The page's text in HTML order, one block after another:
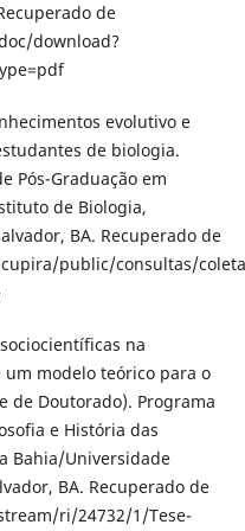
de
download?
evolutivo e
de biologia.
Pós-Graduação em
de Biologia,
BA. Recuperado de
public/consultas/
na
um modelo teórico para o
de Doutorado). Programa
e História das
Bahia/Universidade
BA. Recuperado de
ri/24732/1/Tese-